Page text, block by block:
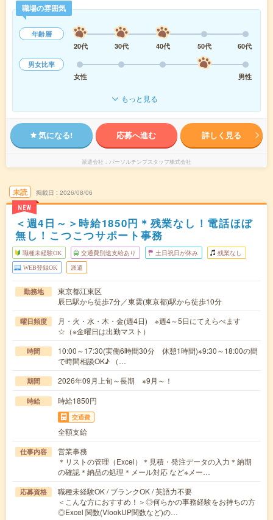
職場の雰囲気
年齢層
20代
30代 40代 50代
60代
男女比率
女性
男性
もっと見る
気になる! 応募へ進む 詳しく見る
派遣会社 パーソルテンプスタッフ株式会社
未読
NEW
掲載日 2026/08/06
＜週4日～＞時給1850円＊残業なし！電話ほぼ
無し！こつこつサポート事務
職種未経験OK 交通費別途支給あり 土日祝日が休み 残業なし
WEB登録OK 派遣
勤務地
東京都江東区
辰巳駅から徒歩7分／東雲(東京都)駅から徒歩10分
曜日頻度
月・火・水・木・金(週4日) ※週4～5日にてえらべます
☆（※金曜日は出勤マスト）
時間
10:00～17:30(実働6時間30分 休憩1時間)※9:30～18:00の間
で時間相談OK♪ （…
期間 2026年09月上旬～長期 ※9月～！
時給 時給1850円
交通費
全額支給
仕事内容
営業事務
＊リストの管理（Excel）＊見積・発注データの入力＊納期
の確認＊納品の処理＊メール対応 など※メー…
応募資格
職種未経験OK / ブランクOK / 英語力不要
＜こんな方におすすめ！＞◎何らかの事務経験をお持ちの方
◎Excel 関数(VlookUP関数など)の…